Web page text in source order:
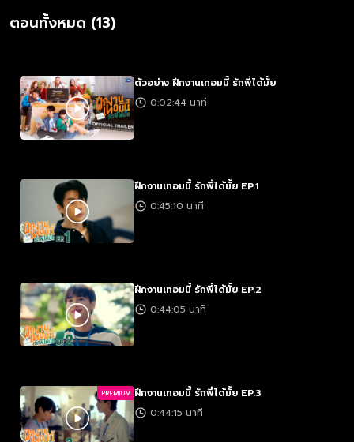
ตอนทั้งหมด (13)
ตัวอย่าง ฝึกงานเทอมนี้ รักพี่ได้มั้ย
0:02:44 นาที
ฝึกงานเทอมนี้ รักพี่ได้มั้ย EP.1
0:45:10 นาที
ฝึกงานเทอมนี้ รักพี่ได้มั้ย EP.2
0:44:05 นาที
PREMIUM ฝึกงานเทอมนี้ รักพี่ได้มั้ย EP.3
0:44:15 นาที